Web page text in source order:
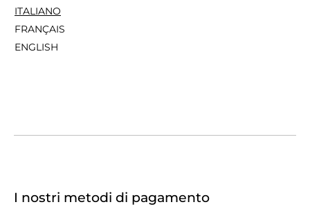
ITALIANO
FRANÇAIS
ENGLISH
I nostri metodi di pagamento